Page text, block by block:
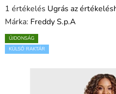
A
termék
átlagos
értékelése
1 értékelés Ugrás az
Márka: Freddy S.p.A
ÚJDONSÁG
KÜLSŐ RAKTÁR